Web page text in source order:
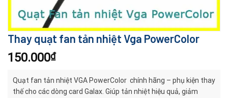
Thay quạt fan tản nhiệt Vga PowerColor
150.000₫
Quạt fan tản nhiệt VGA PowerColor chính hãng – phụ kiện thay
thế cho các dòng card Galax. Giúp tản nhiệt hiệu quả, giảm